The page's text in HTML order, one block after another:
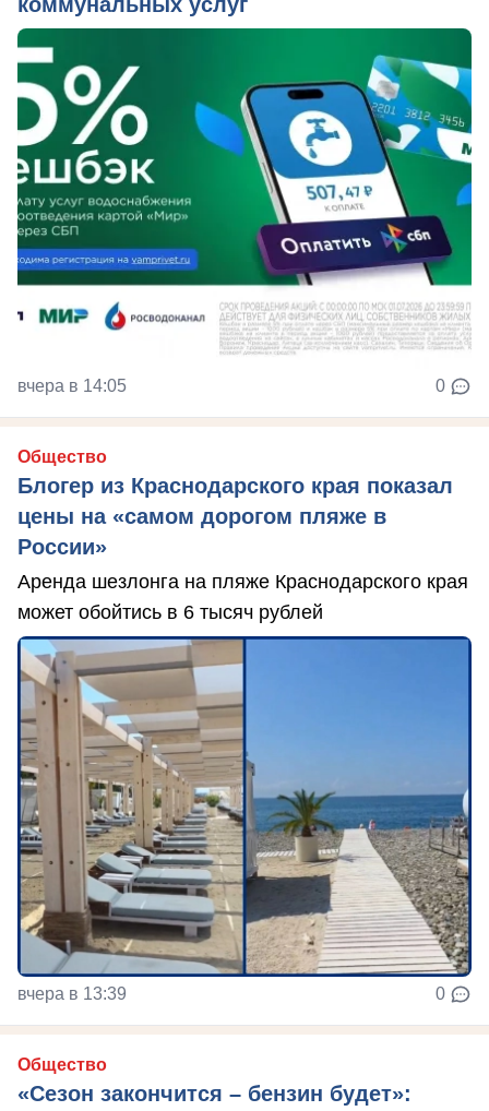
вчера в 14:05 0
Общество
Блогер из Краснодарского края показал
цены на «самом дорогом пляже в
России»
Аренда шезлонга на пляже Краснодарского края
может обойтись в 6 тысяч рублей
вчера в 13:39 0
Общество
«Сезон закончится – бензин будет»: